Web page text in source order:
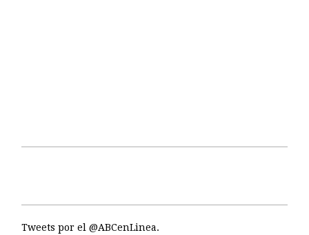
Tweets por el @ABCenLinea.